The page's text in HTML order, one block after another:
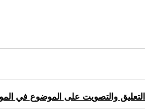
التعليق والتصويت على الموضوع في